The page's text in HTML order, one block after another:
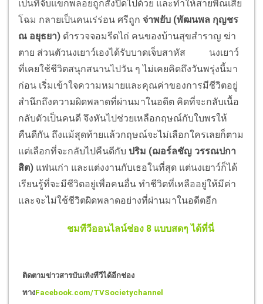
เป็นที่จับแขกพลอยถูกสั่งปิดไปด้วย และทำให้สายพิณเสีย
โฉม กลายเป็นคนเร่ร่อน ศรีถูก จ่าพยับ (พัฒนพล กุญชร
ณ อยุธยา) ตำรวจจอมรีดไถ่ คนของบ้านสุขสำราญ ฆ่า
ตาย ส่วนตัวนงเยาว์เองได้รับบาดเจ็บสาหัส นงเยาว์
ที่เคยใช้ชีวิตสนุกสนานไปวัน ๆ ไม่เคยคิดถึงวันพรุ่งนี้มา
ก่อน เริ่มเข้าใจความหมายและคุณค่าของการมีชีวิตอยู่
สำนึกถึงความผิดพลาดที่ผ่านมาในอดีต คิดที่จะกลับเนื้อ
กลับตัวเป็นคนดี จึงหันไปช่วยเหลือกฤษณ์กับใบพรให้
คืนดีกัน ถึงแม้สุดท้ายแล้วกฤษณ์จะไม่เลือกใครเลยก็ตาม
แต่เลือกที่จะกลับไปคืนดีกับ ปริม (ฌอร์ลชัญ วรรณปกา
สิต) แฟนเก่า และแต่งงานกับเธอในที่สุด แต่นงเยาว์ก็ได้
เรียนรู้ที่จะมีชีวิตอยู่เพื่อคนอื่น ทำชีวิตที่เหลืออยู่ให้มีค่า
และจะไม่ใช้ชีวิตผิดพลาดอย่างที่ผ่านมาในอดีตอีก
ชมทีวีออนไลน์ช่อง 8 แบบสดๆ ได้ที่นี่
ติดตามข่าวสารบันเทิงทีวีได้อีกช่อง
ทางFacebook.com/TVSocietychannel